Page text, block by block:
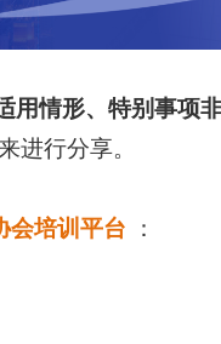
用情形、特别事项
进行分享。
培训平台
：